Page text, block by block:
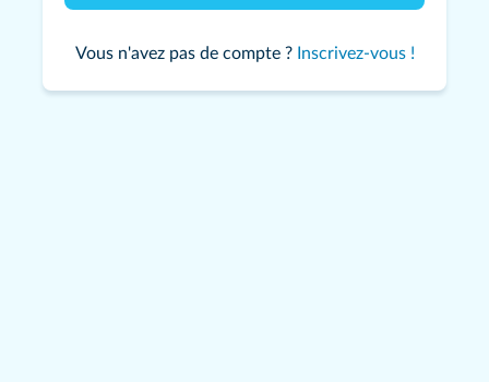
Vous n'avez pas de compte ? Inscrivez-vous !